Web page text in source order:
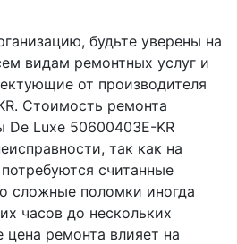
будьте уверены на
видам ремонтных услуг и
от производителя
Стоимость ремонта
De Luxe 50600403E-KR
так как на
считанные
сложные поломки иногда
часов до нескольких
ремонта влияет на